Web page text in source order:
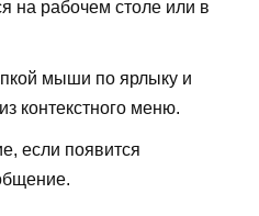
на рабочем столе или в
мыши по ярлыку и
контекстного меню.
если появится